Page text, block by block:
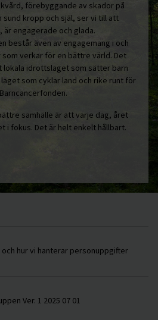
förebyggande av skador på
sund kropp och själ, ser vi till att
är engagerade och glada.
består även av engagemang i och
verkar för en bättre värld. Det
lokala idrottslaget som sätter barn
som cyklar land och rike runt för
samhälle är att varje dag, året
i fokus. Det är helt enkelt hållbart.
hur vi hanterar personuppgifter
Ver. 1 2025 07 01